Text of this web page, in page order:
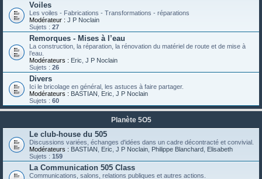
Voiles
Les voiles - Fabrications - Transformations - réparations
Modérateur : J P Noclain
Sujets : 27
Remorques - Mises à l’eau
La construction, la réparation, la rénovation du matériel de route et de mise à
l’eau.
Modérateurs : Eric J P Noclain
Sujets : 26
Divers
Ici le bricolage en général, les astuces à faire partager.
Modérateurs : BASTIAN Eric J P Noclain
Sujets : 60
Planète 5O5
Le club-house du 505
Discussions variées, échanges d'idées dans un cadre décontracté et convivial.
Modérateurs : BASTIAN Eric J P Noclain Philippe Blanchard Elisabeth
Sujets : 159
La Communication 505 Class
Communications, salons, relations publiques et autres actions.